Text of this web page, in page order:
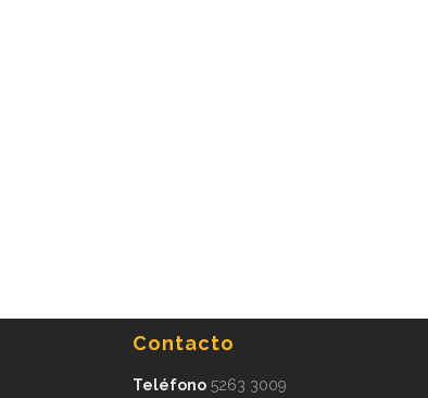
Contacto
Teléfono 5263 3009